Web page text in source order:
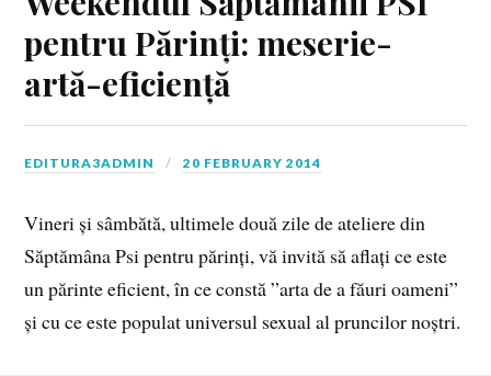
pentru Părinți: meserie-
artă-eficiență
EDITURA3ADMIN 20 FEBRUARY 2014
Vineri și sâmbătă, ultimele două zile de ateliere din
Săptămâna Psi pentru părinți, vă invită să aflați ce este
un părinte eficient, în ce constă ”arta de a făuri oameni”
și cu ce este populat universul sexual al pruncilor noștri.